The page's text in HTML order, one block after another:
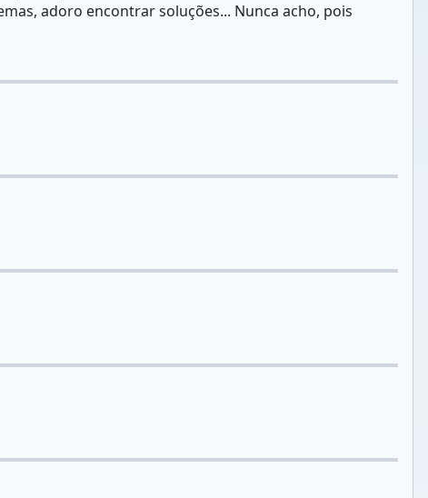
adoro encontrar soluções... Nunca acho, pois